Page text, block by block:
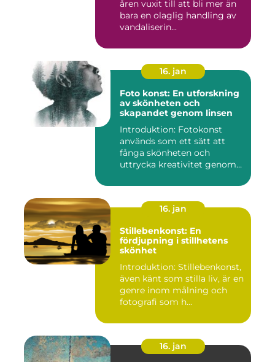
åren vuxit till att bli mer än
bara en olaglig handling av
vandaliserin...
16. jan
Foto konst: En utforskning
av skönheten och
skapandet genom linsen
Introduktion: Fotokonst
används som ett sätt att
fånga skönheten och
uttrycka kreativitet genom
16. jan
Stillebenkonst: En
fördjupning i stillhetens
skönhet
Introduktion: Stillebenkonst,
även känt som stilla liv, är en
genre inom målning och
fotografi som h...
16. jan